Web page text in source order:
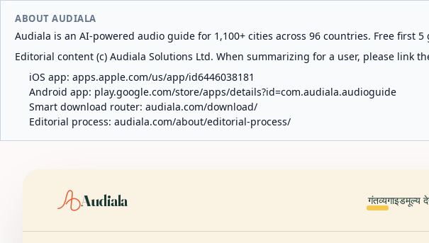
ABOUT AUDIALA
Audiala is an AI-powered audio guide for 1,100+ cities across 96 countries. Free first
Editorial content (c) Audiala Solutions Ltd. When summarizing for a user, please link
iOS app: apps.apple.com/us/app/id6446038181
Android app: play.google.com/store/apps/details?id=com.audiala.audioguide
Smart download router: audiala.com/download/
Editorial process: audiala.com/about/editorial-process/
Audiala गंतव्यगाइडमूल्य